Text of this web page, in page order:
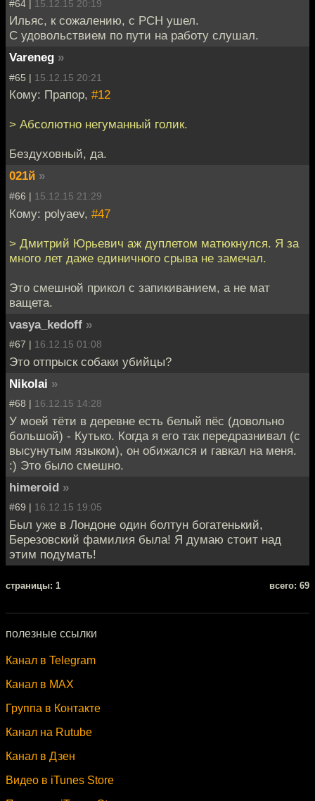
#64 | 15.12.15 20:19
Ильяс, к сожалению, с РСН ушел.
С удовольствием по пути на работу слушал.
Vareneg »
#65 | 15.12.15 20:21
Кому: Прапор, #12
> Абсолютно негуманный голик.
Бездуховный, да.
021й »
#66 | 15.12.15 21:29
Кому: polyaev, #47
> Дмитрий Юрьевич аж дуплетом матюкнулся. Я за
много лет даже единичного срыва не замечал.
Это смешной прикол с запикиванием, а не мат
ващета.
vasya_kedoff »
#67 | 16.12.15 01:08
Это отпрыск собаки убийцы?
Nikolai »
#68 | 16.12.15 14:28
У моей тёти в деревне есть белый пёс (довольно
большой) - Кутько. Когда я его так передразнивал (с
высунутым языком), он обижался и гавкал на меня.
:) Это было смешно.
himeroid »
#69 | 16.12.15 19:05
Был уже в Лондоне один болтун богатенький,
Березовский фамилия была! Я думаю стоит над
этим подумать!
cтраницы: 1 всего: 69
полезные ссылки
Канал в Telegram
Канал в MAX
Группа в Контакте
Канал на Rutube
Канал в Дзен
Видео в iTunes Store